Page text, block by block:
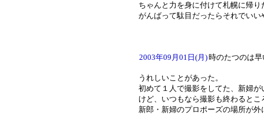
ちゃんと力を身に付けて札幌に帰り
がんばって駄目だったらそれでいい
2003年09月01日(月)時のたつのは
うれしいことがあった。
初めて１人で撮影をしてた、新婦
けど、いつもなら撮影も終わるとこ
新郎・新婦のプロポーズの場所が